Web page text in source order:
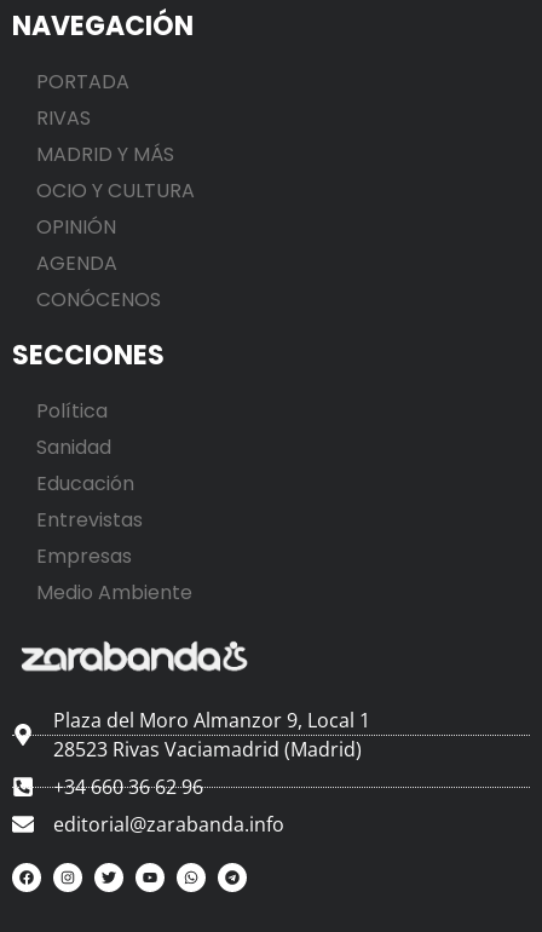
NAVEGACIÓN
PORTADA
RIVAS
MADRID Y MÁS
OCIO Y CULTURA
OPINIÓN
AGENDA
CONÓCENOS
SECCIONES
Política
Sanidad
Educación
Entrevistas
Empresas
Medio Ambiente
Plaza del Moro Almanzor 9, Local 1
28523 Rivas Vaciamadrid (Madrid)
+34 660 36 62 96
editorial@zarabanda.info